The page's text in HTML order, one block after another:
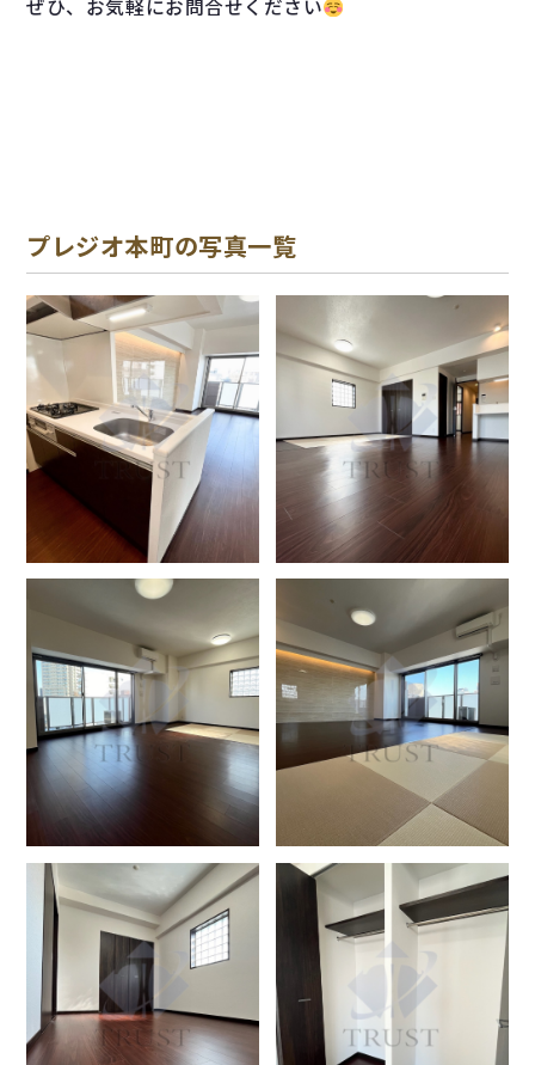
ぜひ、お気軽にお問合せください
プレジオ本町の写真一覧